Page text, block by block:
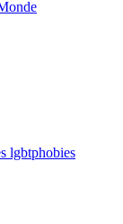
lgbtphobies